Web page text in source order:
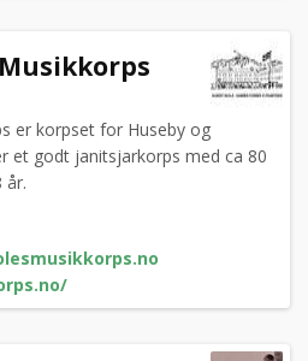
er korpset for Huseby og
et godt janitsjarkorps med ca 80
år.